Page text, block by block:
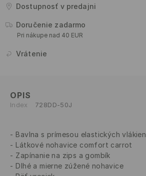
Dostupnosť v predajni
Doručenie zadarmo
Pri nákupe nad 40 EUR
Vrátenie
OPIS
Index 728DD-50J
Bavlna s prímesou elastických vlákien
Látkové nohavice comfort carrot
Zapínanie na zips a gombík
Dlhé a mierne zúžené nohavice